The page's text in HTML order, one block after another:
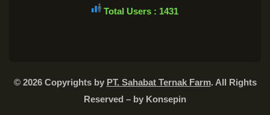
Total Users : 1431
© 2026 Copyrights by PT. Sahabat Ternak Farm. All Rights
Reserved – by Konsepin